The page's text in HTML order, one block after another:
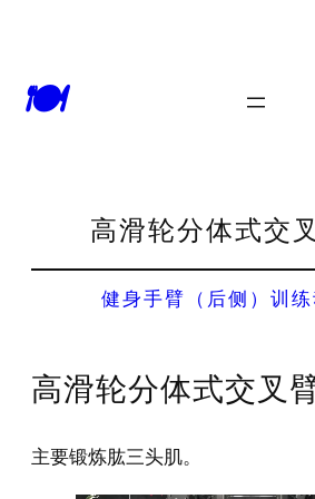
🍽
高滑轮分体式交
健身手臂（后侧）训
高滑轮分体式交叉
主要锻炼肱三头肌。